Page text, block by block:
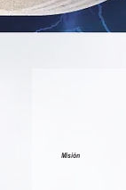
Misión